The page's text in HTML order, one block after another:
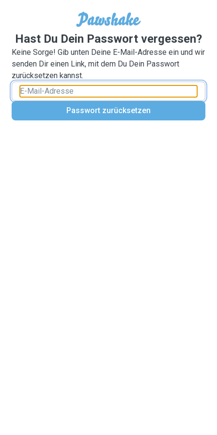
Hast Du Dein Passwort vergessen?
Keine Sorge! Gib unten Deine E-Mail-Adresse ein und wir
senden Dir einen Link, mit dem Du Dein Passwort
zurücksetzen kannst.
Passwort zurücksetzen